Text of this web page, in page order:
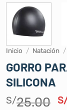
Inicio / Natación /
GORRO
SILICONA
S/25.00 El